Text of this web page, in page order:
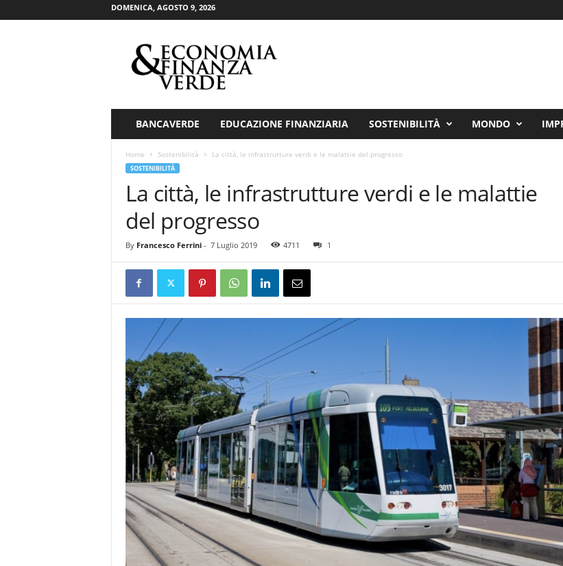
DOMENICA, AGOSTO 9, 2026
V
d
BANCAVERDE EDUCAZIONE FINANZIARIA SOSTENIBILITÀ MONDO
Home Sostenibilità La città, le infrastrutture verdi e le malattie del progresso
SOSTENIBILITÀ
La città, le infrastrutture verdi e le malattie
del progresso
By Francesco Ferrini- 7 Luglio 2019 4711 1